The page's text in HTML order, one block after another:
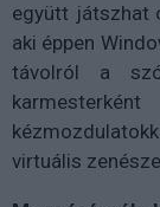
együtt játszhat
aki éppen
távolról a
virtuális